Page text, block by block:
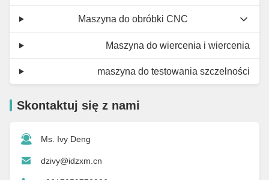
Maszyna do obróbki CNC
Maszyna do wiercenia i wiercenia
maszyna do testowania szczelności
Skontaktuj się z nami
Ms. Ivy Deng
dzivy@idzxm.cn